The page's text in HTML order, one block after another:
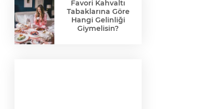
Favori Kahvaltı
Tabaklarına Göre
Hangi Gelinliği
Giymelisin?